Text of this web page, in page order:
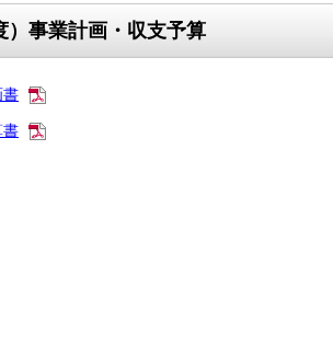
）事業計画・収支予算
書
書